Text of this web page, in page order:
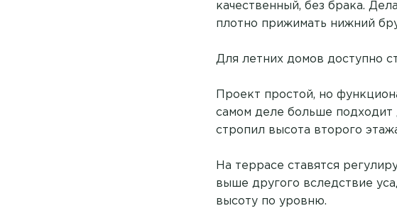
качественный, без брака.
плотно прижимать нижний
Для летних домов доступно
Проект простой, но
самом деле больше подходит
стропил высота второго
На террасе ставятся
выше другого вследствие
высоту по уровню.